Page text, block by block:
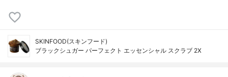
SKINFOOD(スキンフード)
ブラックシュガー パーフェクト エッセンシャル スクラブ 2X